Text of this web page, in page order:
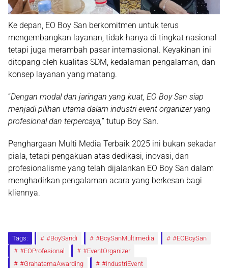
Ke depan, EO Boy San berkomitmen untuk terus
mengembangkan layanan, tidak hanya di tingkat nasional
tetapi juga merambah pasar internasional. Keyakinan ini
ditopang oleh kualitas SDM, kedalaman pengalaman, dan
konsep layanan yang matang.
“Dengan modal dan jaringan yang kuat, EO Boy San siap
menjadi pilihan utama dalam industri event organizer yang
profesional dan terpercaya,” tutup Boy San.
Penghargaan Multi Media Terbaik 2025 ini bukan sekadar
piala, tetapi pengakuan atas dedikasi, inovasi, dan
profesionalisme yang telah dijalankan EO Boy San dalam
menghadirkan pengalaman acara yang berkesan bagi
kliennya.
Tags: #BoySandi #BoySanMultimedia
#EOBoySan
#EOProfesional
#EventOrganizer
#GrahatamaAwarding
#IndustriEvent